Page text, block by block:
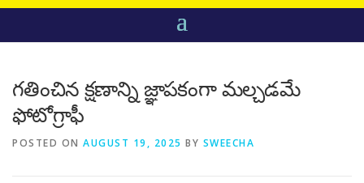
గతించిన క్షణాన్ని జ్ఞాపకంగా మల్చడమే
ఫోటోగ్రాఫీ
POSTED ON AUGUST 19, 2025 BY SWEECHA